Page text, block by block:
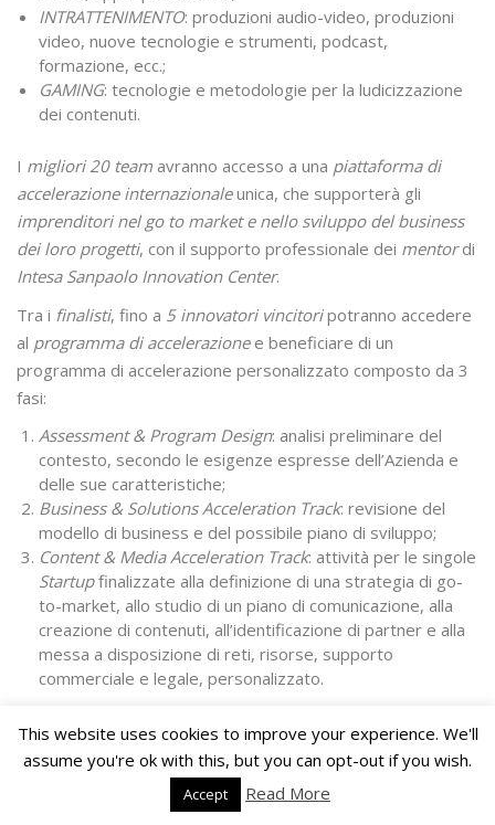
INTRATTENIMENTO: produzioni audio-video, produzioni
video, nuove tecnologie e strumenti, podcast,
formazione, ecc.;
GAMING: tecnologie e metodologie per la ludicizzazione
dei contenuti.
I migliori 20 team avranno accesso a una piattaforma di
accelerazione internazionaleunica, che supporterà gli
imprenditori nel go to market e nello sviluppo del business
dei loro progetti, con il supporto professionale dei mentordi
Intesa Sanpaolo Innovation Center.
Tra i finalisti, fino a 5 innovatori vincitoripotranno accedere
al programma di accelerazionee beneficiare di un
programma di accelerazione personalizzato composto da 3
fasi:
Assessment & Program Design: analisi preliminare del
contesto, secondo le esigenze espresse dell’Azienda e
delle sue caratteristiche;
Business & Solutions Acceleration Track: revisione del
modello di business e del possibile piano di sviluppo;
Content & Media Acceleration Track: attività per le singole
Startupfinalizzate alla definizione di una strategia di go-
to-market, allo studio di un piano di comunicazione, alla
creazione di contenuti, all’identificazione di partner e alla
messa a disposizione di reti, risorse, supporto
commerciale e legale, personalizzato.
Per partecipare allaCall Immediate, la deadlineè fissata
entro il25 maggio 2021, è possibile attraverso la
compilazione del form presente al seguente link:
https://www.startupinitiative.com/mysui/registration/
This website uses cookies to improve your experience. We'll
assume you're ok with this, but you can opt-out if you wish.
Accept Read More